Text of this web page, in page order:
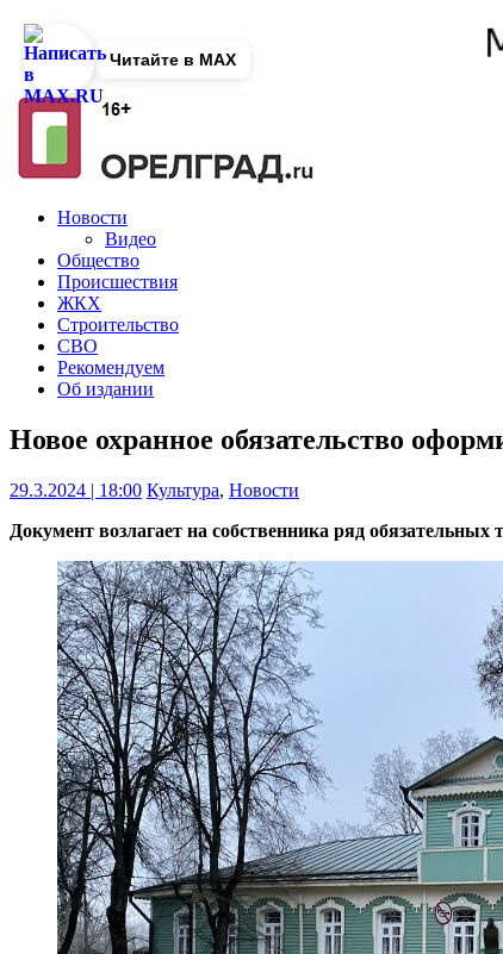
Новости
Видео
Общество
Происшествия
ЖКХ
Строительство
СВО
Рекомендуем
Об издании
Новое охранное обязательство
29.3.2024 | 18:00 Культура, Новости
Документ возлагает на собственника ряд обязательных
Читайте в MAX